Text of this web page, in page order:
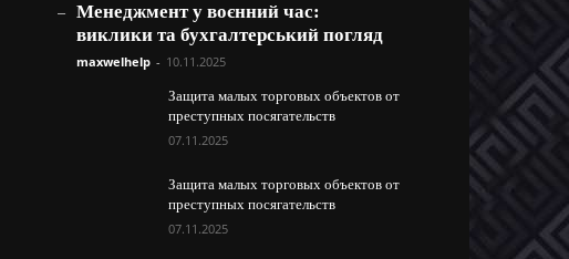
Менеджмент у воєнний час:
виклики та бухгалтерський погляд
maxwelhelp - 10.11.2025
Защита малых торговых объектов от
преступных посягательств
07.11.2025
Защита малых торговых объектов от
преступных посягательств
07.11.2025